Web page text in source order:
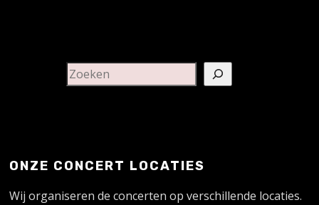
ONZE CONCERT LOCATIES
Wij organiseren de concerten op verschillende locaties.